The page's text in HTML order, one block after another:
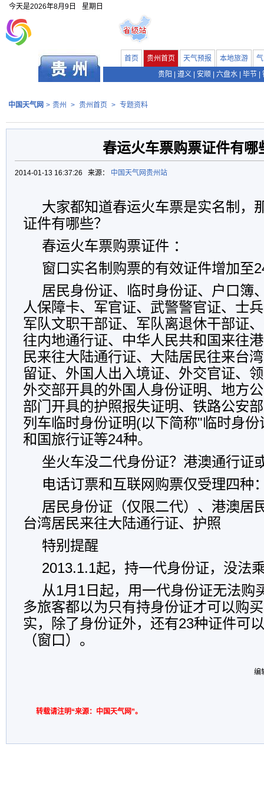
今天是2026年8月9日 星期日
首页 贵州首页 天气预报 本地旅游
贵阳
遵义 安顺 六盘水 毕节
中国天气网 > 贵州 > 贵州首页 > 专题资料
春运火车票购票证件有哪
2014-01-13 16:37:26 来源： 中国天气网贵州站
大家都知道春运火车票是实名制，
证件有哪些？
春运火车票购票证件 ：
窗口实名制购票的有效证件增加至
居民身份证、临时身份证、户口簿
人保障卡、军官证、武警警官证、士
军队文职干部证、军队离退休干部证
往内地通行证、中华人民共和国来往
民来往大陆通行证、大陆居民往来台
留证、外国人出入境证、外交官证、
外交部开具的外国人身份证明、地方
部门开具的护照报失证明、铁路公安
列车临时身份证明(以下简称"临时身
和国旅行证等24种。
坐火车没二代身份证？港澳通行证
电话订票和互联网购票仅受理四种
居民身份证（仅限二代）、港澳居
台湾居民来往大陆通行证、护照
特别提醒
2013.1.1起，持一代身份证，没法
从1月1日起，用一代身份证无法购
多旅客都以为只有持身份证才可以购
实，除了身份证外，还有23种证件可
（窗口）。
编
转载请注明“来源：中国天气网”。